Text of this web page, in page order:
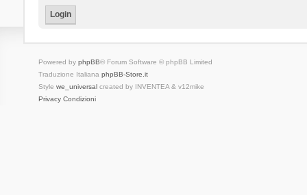
Powered by phpBB® Forum Software © phpBB Limited
Traduzione Italiana phpBB-Store.it
Style we_universalcreated by INVENTEA & v12mike
Privacy Condizioni